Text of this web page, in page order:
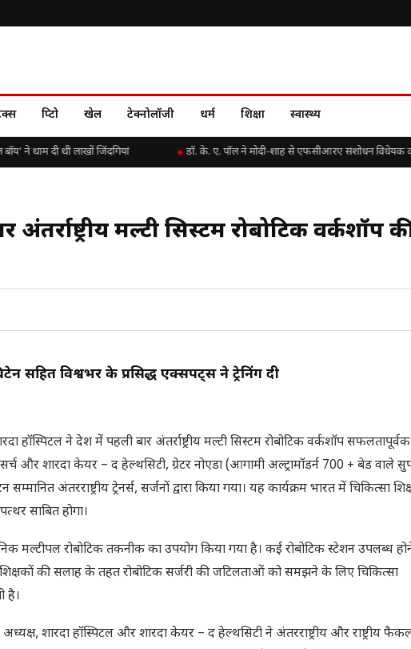
क्रिप्टो खेल टेक्नोलॉजी धर्म शिक्षा स्वास्थ्य
ने थाम दी थी लाखों जिंदगियां डॉ. के. ए. पॉल ने मोदी-शाह से एफसीआरए संशोधन विधेयक
मल्टी सिस्टम रोबोटिक वर्कशॉप
सहित विश्वभर के प्रसिद्ध एक्सपर्ट्स ने ट्रेनिंग दी
हॉस्पिटल ने देश में पहली बार अंतर्राष्ट्रीय मल्टी सिस्टम रोबोटिक वर्कशॉप सफलतापूर्वक
शारदा केयर – द हेल्थसिटी, ग्रेटर नोएडा (आगामी अल्ट्रामॉडर्न 700 + बेड वाले
अंतरराष्ट्रीय ट्रेनर्स, सर्जनों द्वारा किया गया। यह कार्यक्रम भारत में चिकित्सा
साबित होगा।
मल्टीपल रोबोटिक तकनीक का उपयोग किया गया है। कई रोबोटिक स्टेशन उपलब्ध
की सलाह के तहत रोबोटिक सर्जरी की जटिलताओं को समझने के लिए चिकित्सा
है।
शारदा हॉस्पिटल और शारदा केयर – द हेल्थसिटी ने अंतरराष्ट्रीय और राष्ट्रीय